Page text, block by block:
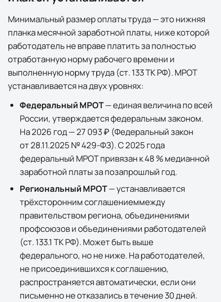
Минимальный размер оплаты труда — это нижняя
планка месячной заработной платы, ниже которой
работодатель не вправе платить за полностью
отработанную норму рабочего времени и
выполненную норму труда (ст. 133 ТК РФ). МРОТ
устанавливается на двух уровнях:
Федеральный МРОТ— единая величина по всей
России, утверждается федеральным законом.
На 2026 год —27 093 ₽ (Федеральный закон
от 28.11.2025 № 429-ФЗ). С 2025 года
федеральный МРОТ привязан к 48 % медианной
заработной платы за позапрошлый год.
Региональный МРОТ— устанавливается
трёхсторонним соглашениеммежду
правительством региона, объединениями
профсоюзов и объединениями работодателей
(ст. 133.1 ТК РФ). Может быть выше
федерального, но не ниже. На работодателей,
не присоединившихся к соглашению,
распространяется автоматически, если они
письменно не отказались в течение 30 дней.